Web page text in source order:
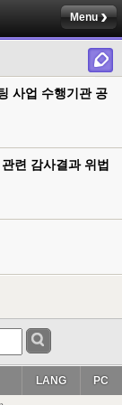
Menu
사업 수행기관 공
련 감사결과 위법
PC
LANG